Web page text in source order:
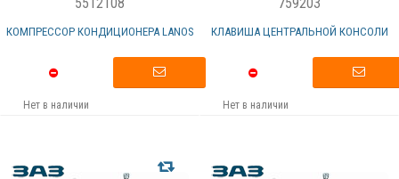
КОМПРЕССОР КОНДИЦИОНЕРА LANOS
Нет в наличии
КЛАВИША ЦЕНТРАЛЬНОЙ КОНСОЛИ
Нет в наличии